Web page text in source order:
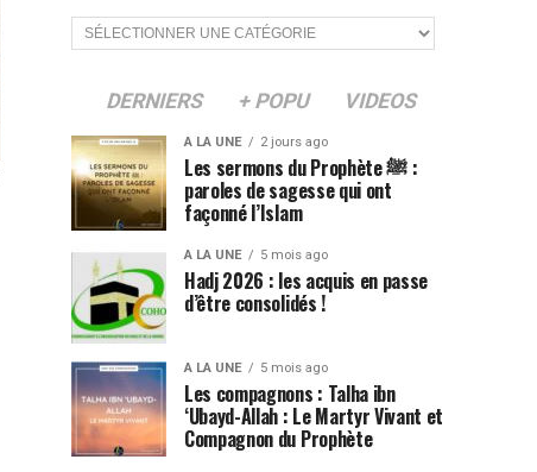
Categories
DERNIERS + POPU VIDEOS
A LA UNE 2 jours ago
Les sermons du Prophète ﷺ :
paroles de sagesse qui ont
façonné l’Islam
A LA UNE 5 mois ago
Hadj 2026 : les acquis en passe
d’être consolidés !
A LA UNE 5 mois ago
Les compagnons : Talha ibn
‘Ubayd-Allah : Le Martyr Vivant et
Compagnon du Prophète